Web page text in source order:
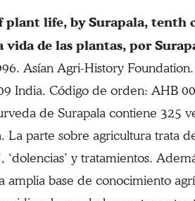
plant life, by Surapala, tenth
vida de las plantas, por
Asían Agri-History
India. Código de orden: AHB
de Surapala contiene 325
La parte sobre agricultura trata
‘dolencias’ y tratamientos.
amplia base de conocimiento